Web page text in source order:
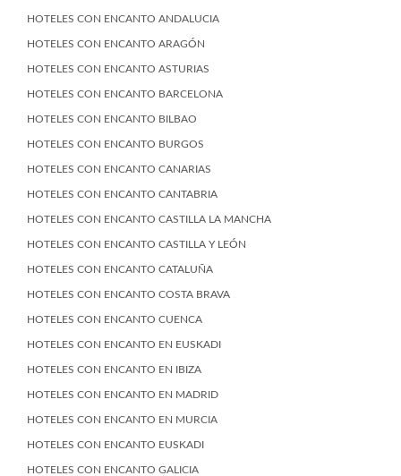
HOTELES CON ENCANTO ANDALUCIA
HOTELES CON ENCANTO ARAGÓN
HOTELES CON ENCANTO ASTURIAS
HOTELES CON ENCANTO BARCELONA
HOTELES CON ENCANTO BILBAO
HOTELES CON ENCANTO BURGOS
HOTELES CON ENCANTO CANARIAS
HOTELES CON ENCANTO CANTABRIA
HOTELES CON ENCANTO CASTILLA LA MANCHA
HOTELES CON ENCANTO CASTILLA Y LEÓN
HOTELES CON ENCANTO CATALUÑA
HOTELES CON ENCANTO COSTA BRAVA
HOTELES CON ENCANTO CUENCA
HOTELES CON ENCANTO EN EUSKADI
HOTELES CON ENCANTO EN IBIZA
HOTELES CON ENCANTO EN MADRID
HOTELES CON ENCANTO EN MURCIA
HOTELES CON ENCANTO EUSKADI
HOTELES CON ENCANTO GALICIA